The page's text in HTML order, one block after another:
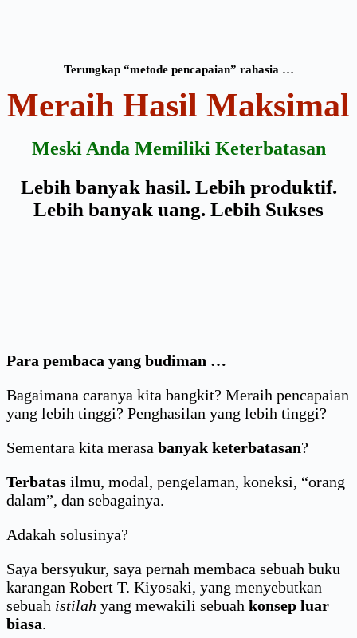
Terungkap “metode pencapaian” rahasia …
Meraih Hasil Maksimal
Meski Anda Memiliki Keterbatasan
Lebih banyak hasil. Lebih produktif.
Lebih banyak uang. Lebih Sukses
Para pembaca yang budiman …
Bagaimana caranya kita bangkit? Meraih pencapaian
yang lebih tinggi? Penghasilan yang lebih tinggi?
Sementara kita merasa banyak keterbatasan?
Terbatas ilmu, modal, pengelaman, koneksi, “orang
dalam”, dan sebagainya.
Adakah solusinya?
Saya bersyukur, saya pernah membaca sebuah buku
karangan Robert T. Kiyosaki, yang menyebutkan
sebuah istilah yang mewakili sebuah konsep luar
biasa.